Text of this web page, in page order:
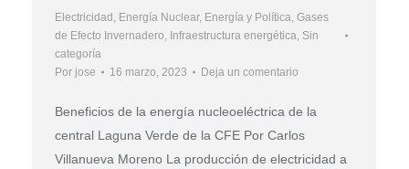
Electricidad , Energía Nuclear, Energía y Política, Gases
de Efecto Invernadero, Infraestructura energética, Sin
categoría
Por jose 16 marzo, 2023 Deja un comentario
Beneficios de la energía nucleoeléctrica de la
central Laguna Verde de la CFE Por Carlos
Villanueva Moreno La producción de electricidad a